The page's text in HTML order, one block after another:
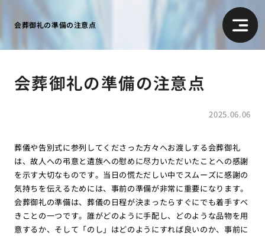
会葬御礼の準備の注意点
会葬御礼の準備の注意点
2025.06.06
葬儀や告別式に参列してくださった方々へお渡しする会葬御礼
は、故人への弔意と遺族への慰めに尽力いただいたことへの感謝
を示す大切なものです。当日の慌ただしい中でスムーズに感謝の
気持ちを伝えるためには、事前の準備が非常に重要になります。
会葬御礼の準備は、葬儀の日程が決まったらすぐにでも着手すべ
きことの一つです。誰がどのように手配し、どのような品物を用
意するか、そして「のし」はどのようにすれば良いのか、事前に